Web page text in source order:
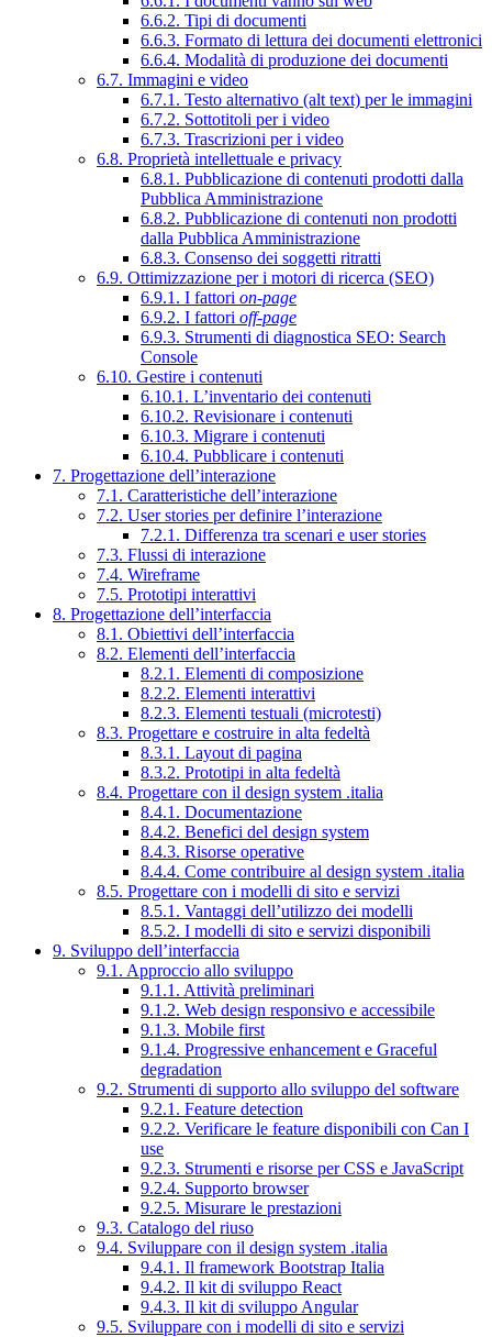
6.6.2. Tipi di documenti
6.6.3. Formato di lettura dei documenti elettronici
6.6.4. Modalità di produzione dei documenti
6.7. Immagini e video
6.7.1. Testo alternativo (alt text) per le immagini
6.7.2. Sottotitoli per i video
6.7.3. Trascrizioni per i video
6.8. Proprietà intellettuale e privacy
6.8.1. Pubblicazione di contenuti prodotti dalla
Pubblica Amministrazione
6.8.2. Pubblicazione di contenuti non prodotti
dalla Pubblica Amministrazione
6.8.3. Consenso dei soggetti ritratti
6.9. Ottimizzazione per i motori di ricerca (SEO)
6.9.1. I fattori on-page
6.9.2. I fattori off-page
6.9.3. Strumenti di diagnostica SEO: Search
Console
6.10. Gestire i contenuti
6.10.1. L’inventario dei contenuti
6.10.2. Revisionare i contenuti
6.10.3. Migrare i contenuti
6.10.4. Pubblicare i contenuti
7. Progettazione dell’interazione
7.1. Caratteristiche dell’interazione
7.2. User stories per definire l’interazione
7.2.1. Differenza tra scenari e user stories
7.3. Flussi di interazione
7.4. Wireframe
7.5. Prototipi interattivi
8. Progettazione dell’interfaccia
8.1. Obiettivi dell’interfaccia
8.2. Elementi dell’interfaccia
8.2.1. Elementi di composizione
8.2.2. Elementi interattivi
8.2.3. Elementi testuali (microtesti)
8.3. Progettare e costruire in alta fedeltà
8.3.1. Layout di pagina
8.3.2. Prototipi in alta fedeltà
8.4. Progettare con il design system .italia
8.4.1. Documentazione
8.4.2. Benefici del design system
8.4.3. Risorse operative
8.4.4. Come contribuire al design system .italia
8.5. Progettare con i modelli di sito e servizi
8.5.1. Vantaggi dell’utilizzo dei modelli
8.5.2. I modelli di sito e servizi disponibili
9. Sviluppo dell’interfaccia
9.1. Approccio allo sviluppo
9.1.1. Attività preliminari
9.1.2. Web design responsivo e accessibile
9.1.3. Mobile first
9.1.4. Progressive enhancement e Graceful
degradation
9.2. Strumenti di supporto allo sviluppo del software
9.2.1. Feature detection
9.2.2. Verificare le feature disponibili con Can I
use
9.2.3. Strumenti e risorse per CSS e JavaScript
9.2.4. Supporto browser
9.2.5. Misurare le prestazioni
9.3. Catalogo del riuso
9.4. Sviluppare con il design system .italia
9.4.1. Il framework Bootstrap Italia
9.4.2. Il kit di sviluppo React
9.4.3. Il kit di sviluppo Angular
9.5. Sviluppare con i modelli di sito e servizi